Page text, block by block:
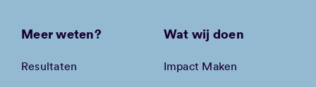
Meer weten?
Resultaten
Wat wij doen
Impact Maken